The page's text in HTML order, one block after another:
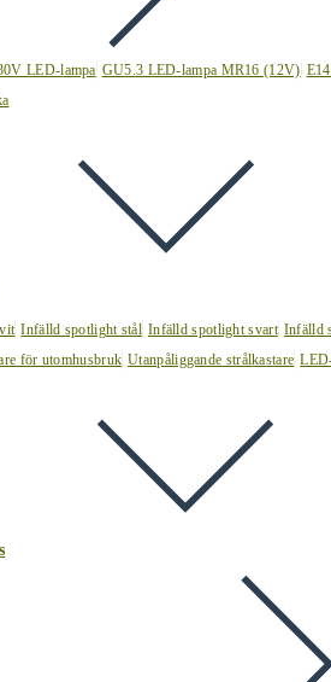
LED-lampa GU5.3 LED-lampa MR16 (12V)
Infälld spotlight stål Infälld spotlight svart Infälld
för utomhusbruk Utanpåliggande strålkastare